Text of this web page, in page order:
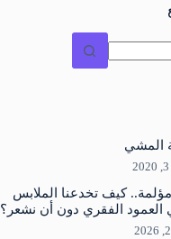
المشي
مؤلمة.. كيف تخدعنا الملابس
العمود الفقري دون أن نشعر؟